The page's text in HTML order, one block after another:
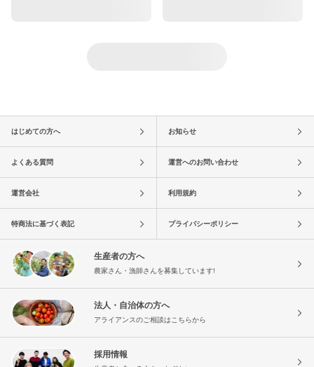
はじめての方へ お知らせ
よくある質問 運営へのお問い合わせ
運営会社 利用規約
特商法に基づく表記 プライバシーポリシー
生産者の方へ
農家さん・漁師さんを募集しています!
法人・自治体の方へ
アライアンスのご相談はこちらから
採用情報